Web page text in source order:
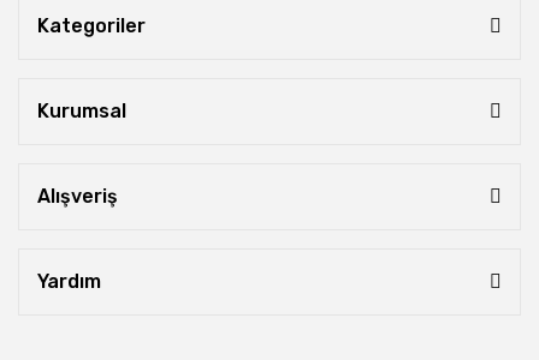
Kategoriler
Kurumsal
Alışveriş
Yardım